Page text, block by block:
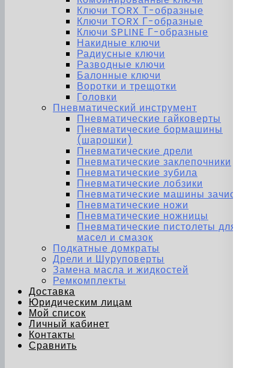
Ключи TORX Т-образные
Ключи TORX Г-образные
Ключи SPLINE Г-образные
Накидные ключи
Радиусные ключи
Разводные ключи
Балонные ключи
Воротки и трещотки
Головки
Пневматический инструмент
Пневматические гайковерты
Пневматические бормашины
(шарошки)
Пневматические дрели
Пневматические заклепочники
Пневматические зубила
Пневматические лобзики
Пневматические машины зачистные
Пневматические ножи
Пневматические ножницы
Пневматические пистолеты для
масел и смазок
Подкатные домкраты
Дрели и Шуруповерты
Замена масла и жидкостей
Ремкомплекты
Доставка
Юридическим лицам
Мой список
Личный кабинет
Контакты
Сравнить